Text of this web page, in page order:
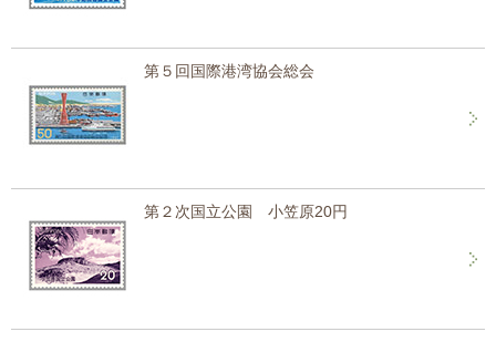
第５回国際港湾協会総会
第２次国立公園 小笠原20円